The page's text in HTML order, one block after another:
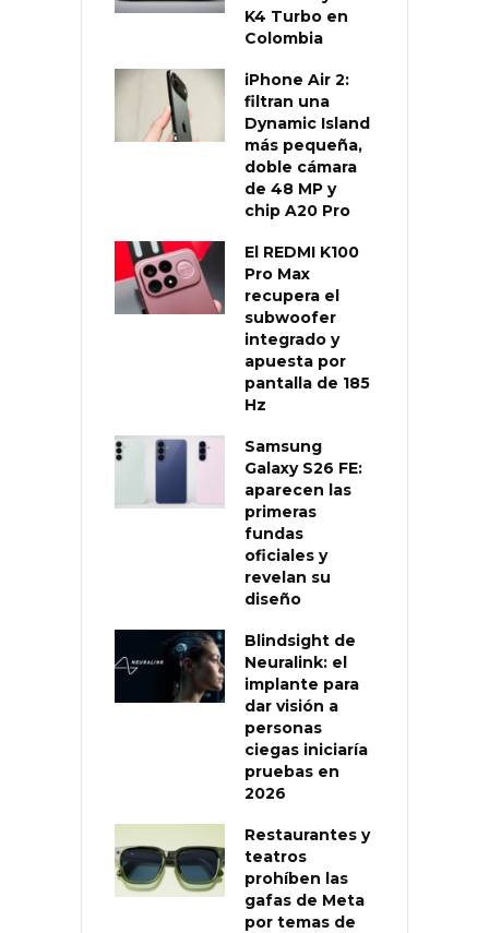
K4 Turbo en
Colombia
iPhone Air 2:
filtran una
Dynamic Island
más pequeña,
doble cámara
de 48 MP y
chip A20 Pro
El REDMI K100
Pro Max
recupera el
subwoofer
integrado y
apuesta por
pantalla de 185
Hz
Samsung
Galaxy S26 FE:
aparecen las
primeras
fundas
oficiales y
revelan su
diseño
Blindsight de
Neuralink: el
implante para
dar visión a
personas
ciegas iniciaría
pruebas en
2026
Restaurantes y
teatros
prohíben las
gafas de Meta
por temas de